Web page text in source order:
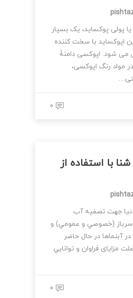
پولی پوکساید، یک بسپار
اپوکساید با سخت کننده
می شود. اپوکسی دامنهٔ
مواد رنگ اپوکسی،
0
با استفاده از
جهت تصفيه آب
(خصوصي و عمومي) و
آبنماها در حال حاضر
مزایای فراوان و توانايي
0